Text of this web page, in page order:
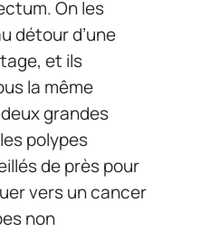
On les
détour d’une
et ils
la même
grandes
polypes
de près pour
vers un cancer
non